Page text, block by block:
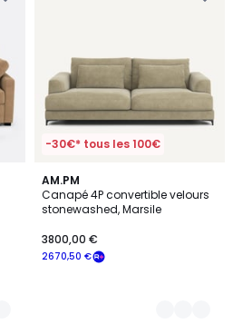
-30€* tous les 100€
AM.PM
Canapé 4P convertible velours
stonewashed, Marsile
2670,50 €
3800,00 €
3
Couleurs